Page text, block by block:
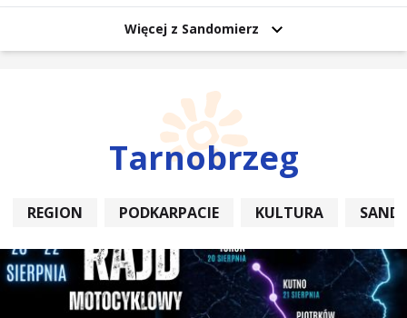
Więcej z Sandomierz
Tarnobrzeg
REGION PODKARPACIE KULTURA